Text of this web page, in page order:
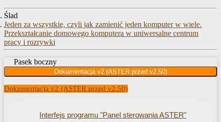
Ślad
Jeden za wszystkie, czyli jak zamienić jeden komputer w wiele.
Przekształcanie domowego komputera w uniwersalne centrum
pracy i rozrywki
Pasek boczny
Dokumentacja v2 (ASTER przed v2.50)
Dokumentacja v2 (ASTER przed v2.50)
Interfejs programu "Panel sterowania ASTER"